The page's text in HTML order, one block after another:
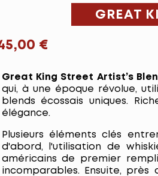
GREAT
€
Great King Street Artist’s
qui, à une époque révolue,
blends écossais uniques.
élégance.
Plusieurs éléments clés
d'abord, l'utilisation de
américains de premier
incomparables. Ensuite,